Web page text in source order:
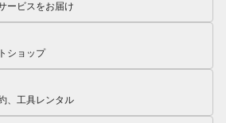
ービスをお届け
ショップ
、工具レンタル